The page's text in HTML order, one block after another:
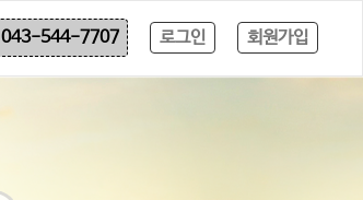
로그인 회원가입
043-544-7707